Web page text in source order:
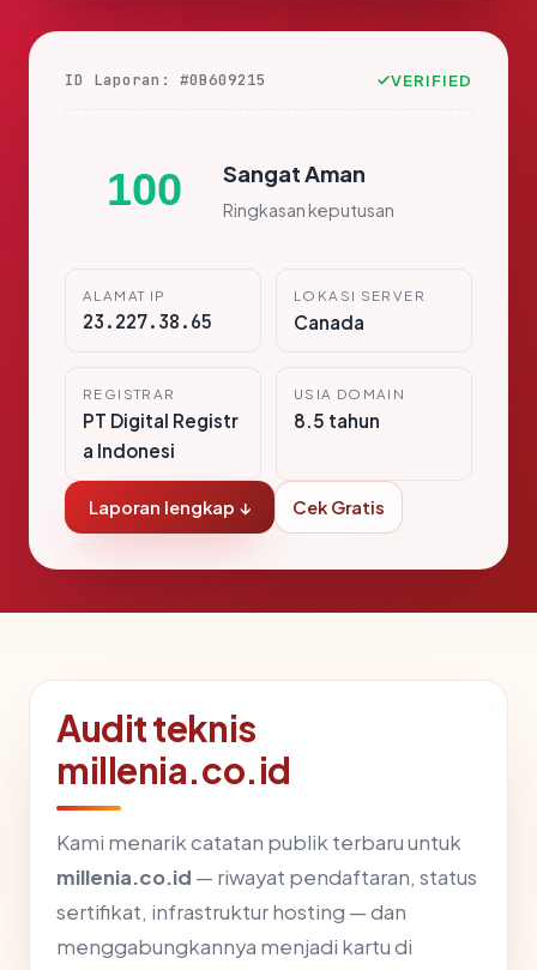
ID Laporan: #0B609215 VERIFIED
100 Sangat Aman
Ringkasan keputusan
ALAMAT IP
23.227.38.65
LOKASI SERVER
Canada
REGISTRAR
PT Digital Registr
a Indonesi
USIA DOMAIN
8.5 tahun
Laporan lengkap ↓ Cek Gratis
Audit teknis
millenia.co.id
Kami menarik catatan publik terbaru untuk
millenia.co.id — riwayat pendaftaran, status
sertifikat, infrastruktur hosting — dan
menggabungkannya menjadi kartu di